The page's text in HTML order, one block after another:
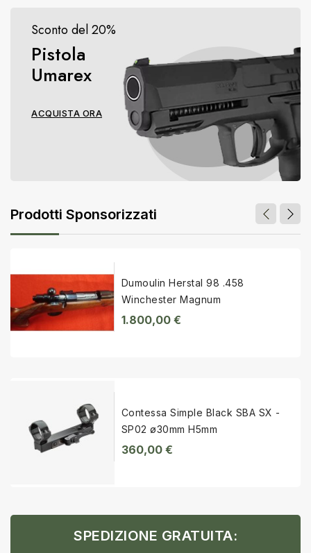
Sconto del 20%
Pistola
Umarex
ACQUISTA ORA
Prodotti Sponsorizzati
Dumoulin Herstal 98 .458
Winchester Magnum
1.800,00 €
Contessa Simple Black SBA SX -
SP02 ø30mm H5mm
360,00 €
SPEDIZIONE GRATUITA: